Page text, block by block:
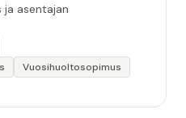
ja asentajan
Vuosihuoltosopimus